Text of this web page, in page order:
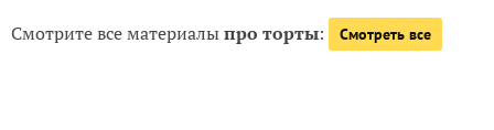
Смотрите все материалыпро торты: Смотреть все